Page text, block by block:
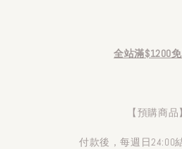
全站滿$1200
【預購商品】
付款後，每週日24:00